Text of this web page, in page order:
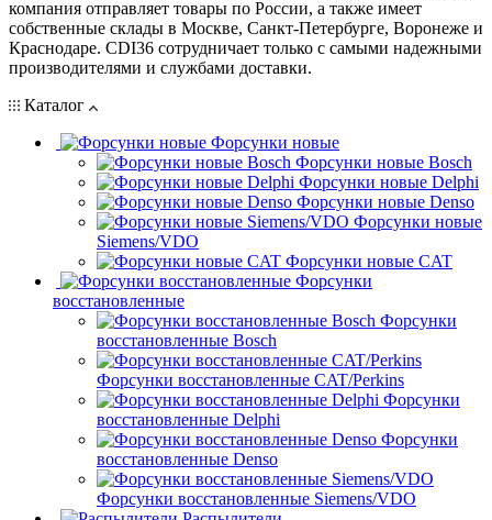
компания отправляет товары по России, а также имеет
собственные склады в Москве, Санкт-Петербурге, Воронеже и
Краснодаре. CDI36 сотрудничает только с самыми надежными
производителями и службами доставки.
Каталог
Форсунки новые
Форсунки новые Bosch
Форсунки новые Delphi
Форсунки новые Denso
Форсунки новые
Siemens/VDO
Форсунки новые CAT
Форсунки
восстановленные
Форсунки
восстановленные Bosch
Форсунки восстановленные CAT/Perkins
Форсунки
восстановленные Delphi
Форсунки
восстановленные Denso
Форсунки восстановленные Siemens/VDO